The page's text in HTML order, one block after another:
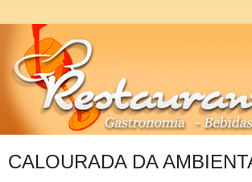
CALOURADA DA